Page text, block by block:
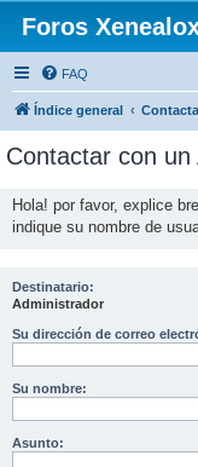
Foros
FAQ
Índice general
Contactar con
Hola! por favor, explice
indique su nombre de
Destinatario:
Administrador
Su dirección de correo
Su nombre:
Asunto: